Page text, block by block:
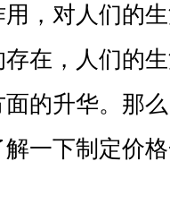
，对人们的
在，人们的
的升华。那
一下制定价